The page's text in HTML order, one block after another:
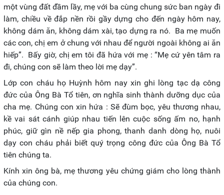
một vùng đất đầm lầy, mẹ với ba cùng chung sức ban ngày đi
làm, chiều về đắp nền rồi gầy dựng cho đến ngày hôm nay,
không dám ăn, không dám xài, tạo dựng ra nó. Ba mẹ muốn
các con, chị em ở chung với nhau để người ngoài không ai ăn
hiếp”. Bấy giờ, chị em tôi đã hứa với mẹ : “Mẹ cứ yên tâm ra
đi, chúng con sẽ làm theo lời mẹ dạy”.
Lớp con cháu họ Huỳnh hôm nay xin ghi lòng tạc dạ công
đức của Ông Bà Tổ tiên, ơn nghĩa sinh thành dưỡng dục của
cha mẹ. Chúng con xin hứa : Sẽ đùm bọc, yêu thương nhau,
kề vai sát cánh giúp nhau tiến lên cuộc sống ấm no, hạnh
phúc, giữ gìn nề nếp gia phong, thanh danh dòng họ, nuôi
dạy con cháu phải biết quý trọng công đức của Ông Bà Tổ
tiên chúng ta.
Kính xin ông bà, mẹ thương yêu chứng giám cho lòng thành
của chúng con.